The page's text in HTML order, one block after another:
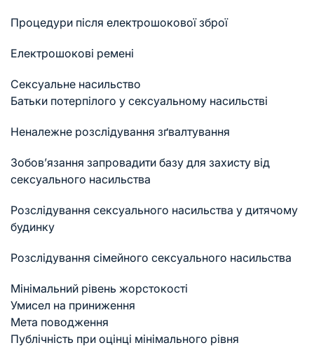
Процедури після електрошокової зброї
Електрошокові ремені
Сексуальне насильство
Батьки потерпілого у сексуальному насильстві
Неналежне розслідування зґвалтування
Зобов’язання запровадити базу для захисту від
сексуального насильства
Розслідування сексуального насильства у дитячому
будинку
Розслідування сімейного сексуального насильства
Мінімальний рівень жорстокості
Умисел на приниження
Мета поводження
Публічність при оцінці мінімального рівня